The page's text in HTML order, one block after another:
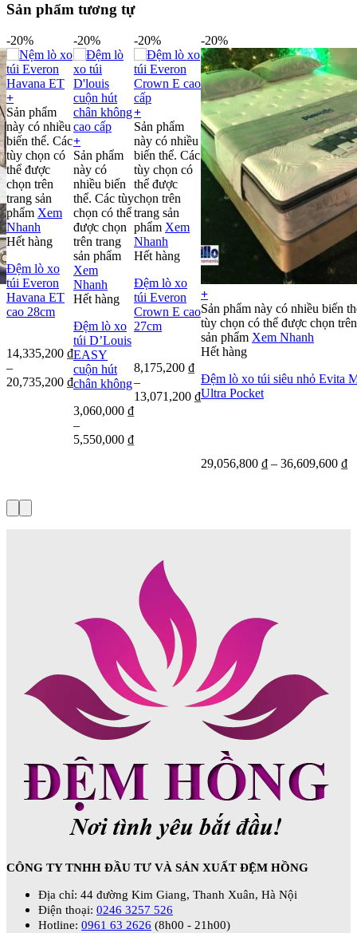
Sản phẩm tương tự
-20%
+
Sản phẩm
này có nhiều
biến thể. Các
tùy chọn có
thể được
chọn trên
trang sản
phẩm Xem
Nhanh
Hết hàng
Đệm lò xo
túi Everon
Havana ET
cao 28cm
14,335,200 ₫
–
20,735,200 ₫
-20%
+
Sản phẩm
này có
nhiều biến
thể. Các tùy
chọn có thể
được chọn
trên trang
sản phẩm
Xem
Nhanh
Hết hàng
Đệm lò xo
túi D’Louis
EASY
cuộn hút
chân không
3,060,000₫
–
5,550,000₫
-20%
+
Sản phẩm
này có nhiều
biến thể. Các
tùy chọn có
thể được
chọn trên
trang sản
phẩm Xem
Nhanh
Hết hàng
Đệm lò xo
túi Everon
Crown E cao
27cm
8,175,200 ₫
–
13,071,200 ₫
-20%
+
Sản phẩm này có nhiều biến
tùy chọn có thể được chọn
sản phẩm Xem Nhanh
Hết hàng
Đệm lò xo túi siêu nhỏ Evita
Ultra Pocket
29,056,800 ₫– 36,609,600 ₫
CÔNG TY TNHH ĐẦU TƯ VÀ SẢN XUẤT ĐỆM HỒNG
Địa chỉ: 44 đường Kim Giang, Thanh Xuân, Hà Nội
Điện thoại: 0246 3257 526
Hotline: 0961 63 2626 (8h00 - 21h00)